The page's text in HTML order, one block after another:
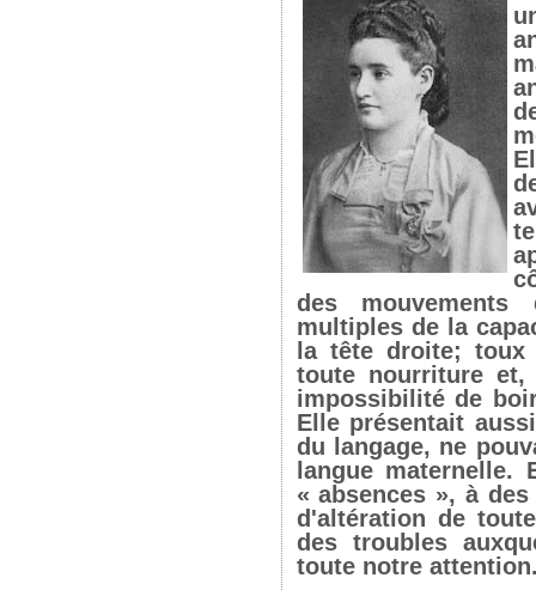
des
multiples de la
la tête droite; toux
toute nourriture et,
impossibilité de
Elle présentait
du langage, ne
langue maternelle.
« absences », à
d'altération de
des troubles
toute notre